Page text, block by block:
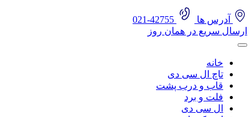
آدرس ها
ارسال سریع در همان روز
خانه
تاچ ال سی دی
قاب و درب پشت
فلت و برد
ال سی دی